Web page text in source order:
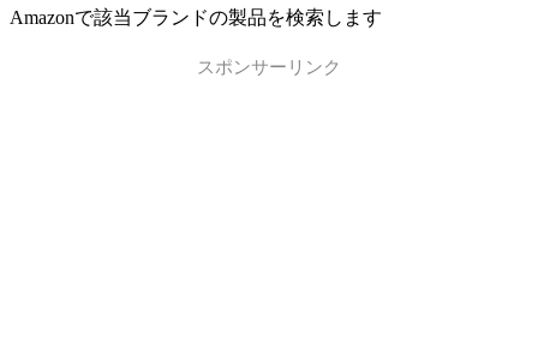
Amazonで該当ブランドの製品を検索します
スポンサーリンク